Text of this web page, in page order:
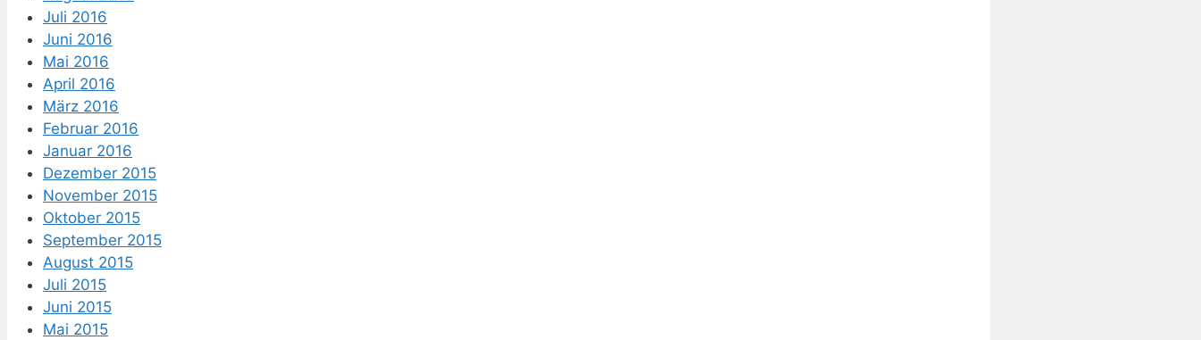
Juli 2016
Juni 2016
Mai 2016
April 2016
März 2016
Februar 2016
Januar 2016
Dezember 2015
November 2015
Oktober 2015
September 2015
August 2015
Juli 2015
Juni 2015
Mai 2015